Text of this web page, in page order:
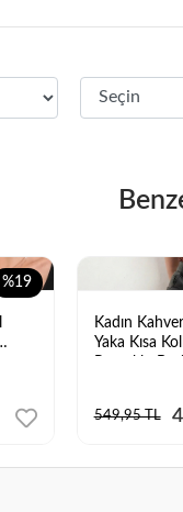
%19
Kadın
Yaka Kısa
549,95 TL